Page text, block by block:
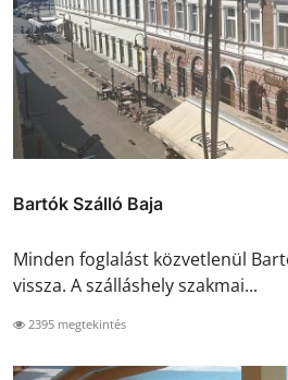
Bartók Szálló Baja
Minden foglalást közvetlenül
vissza. A szálláshely szakmai...
2395 megtekintés